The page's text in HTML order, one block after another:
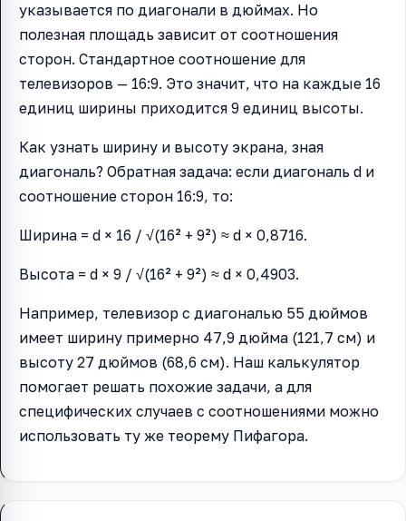
указывается по диагонали в дюймах. Но
полезная площадь зависит от соотношения
сторон. Стандартное соотношение для
телевизоров — 16:9. Это значит, что на каждые 16
единиц ширины приходится 9 единиц высоты.
Как узнать ширину и высоту экрана, зная
диагональ? Обратная задача: если диагональ d и
соотношение сторон 16:9, то:
Ширина = d × 16 / √(16² + 9²) ≈ d × 0,8716.
Высота = d × 9 / √(16² + 9²) ≈ d × 0,4903.
Например, телевизор с диагональю 55 дюймов
имеет ширину примерно 47,9 дюйма (121,7 см) и
высоту 27 дюймов (68,6 см). Наш калькулятор
помогает решать похожие задачи, а для
специфических случаев с соотношениями можно
использовать ту же теорему Пифагора.